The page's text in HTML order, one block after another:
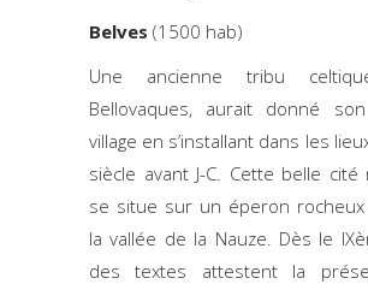
Belves (1500 hab)
Une ancienne tribu
Bellovaques, aurait donné
village en s’installant dans les
siècle avant J-C. Cette belle cité
se situe sur un éperon
la vallée de la Nauze. Dès le
des textes attestent la